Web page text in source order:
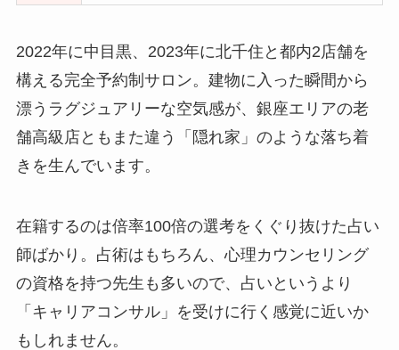
2022年に中目黒、2023年に北千住と都内2店舗を
構える完全予約制サロン。建物に入った瞬間から
漂うラグジュアリーな空気感が、銀座エリアの老
舗高級店ともまた違う「隠れ家」のような落ち着
きを生んでいます。
在籍するのは倍率100倍の選考をくぐり抜けた占い
師ばかり。占術はもちろん、心理カウンセリング
の資格を持つ先生も多いので、占いというより
「キャリアコンサル」を受けに行く感覚に近いか
もしれません。